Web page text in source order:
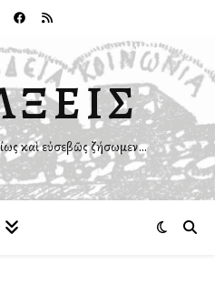
καὶ εὐσεβῶς ζήσωμεν…